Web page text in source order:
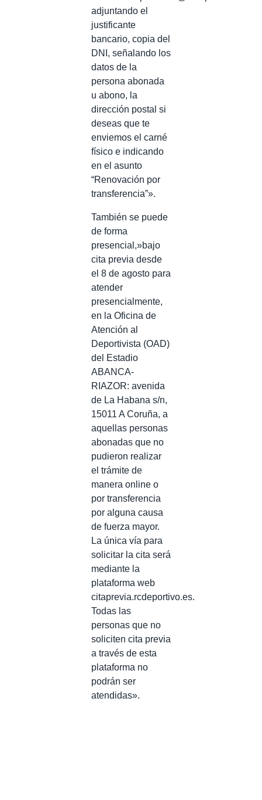
adjuntando el
justificante
bancario, copia del
DNI, señalando los
datos de la
persona abonada
u abono, la
dirección postal si
deseas que te
enviemos el carné
físico e indicando
en el asunto
“Renovación por
transferencia”».
También se puede
de forma
presencial,»bajo
cita previa desde
el 8 de agosto para
atender
presencialmente,
en la Oficina de
Atención al
Deportivista (OAD)
del Estadio
ABANCA-
RIAZOR: avenida
de La Habana s/n,
15011 A Coruña, a
aquellas personas
abonadas que no
pudieron realizar
el trámite de
manera online o
por transferencia
por alguna causa
de fuerza mayor.
La única vía para
solicitar la cita será
mediante la
plataforma web
citaprevia.rcdeportivo.es.
Todas las
personas que no
soliciten cita previa
a través de esta
plataforma no
podrán ser
atendidas».